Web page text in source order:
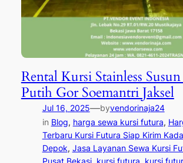
Rental Kursi Stainless
Putih Gor Soemantri Jaksel
Jul 16, 2025—byvendorinaja24
in Blog, harga sewa kursi futura,
Terbaru Kursi Futura Siap Kirim
Depok, Jasa Layanan Sewa Kursi